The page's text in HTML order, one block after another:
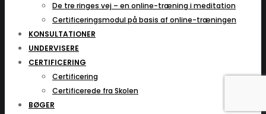
De tre ringes vej – en online-træning i meditation
Certificeringsmodul på basis af online-træningen
KONSULTATIONER
UNDERVISERE
CERTIFICERING
Certificering
Certificerede fra Skolen
BØGER